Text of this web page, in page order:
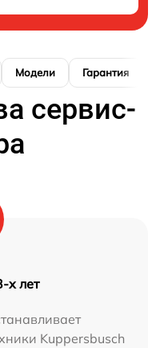
Модели Гарантия
сервис-
х лет
Kuppersbusch